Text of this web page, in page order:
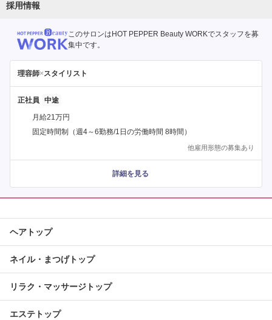
採用情報
このサロンはHOT PEPPER Beauty WORKでスタッフを募
集中です。
理容師×スタイリスト
正社員
月給21万円
固定時間制（週4～6勤務/1日の労働時間 8時間）
他雇用形態の募集あり
詳細を見る
ヘアトップ
ネイル・まつげトップ
リラク・マッサージトップ
エステトップ